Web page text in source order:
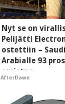
Nyt se on
Pelijätti
ostettiin –
Arabialle 93
omistus
AfterDawn